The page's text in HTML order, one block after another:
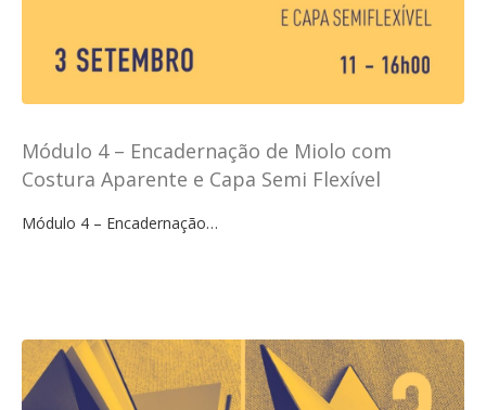
Módulo 4 – Encadernação de Miolo com
Costura Aparente e Capa Semi Flexível
Módulo 4 – Encadernação…